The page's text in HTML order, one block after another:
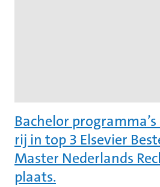
Bachelor
rij in top 3 Elsevier
Master Nederlands
plaats.